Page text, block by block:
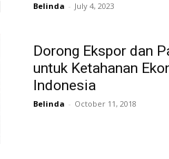
Belinda - July 4, 2023
Dorong Ekspor dan
untuk Ketahanan
Indonesia
Belinda - October 11, 2018